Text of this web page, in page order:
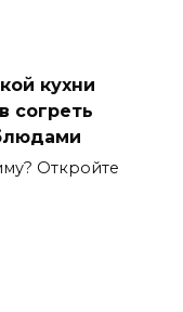
кухни
согреть
Откройте